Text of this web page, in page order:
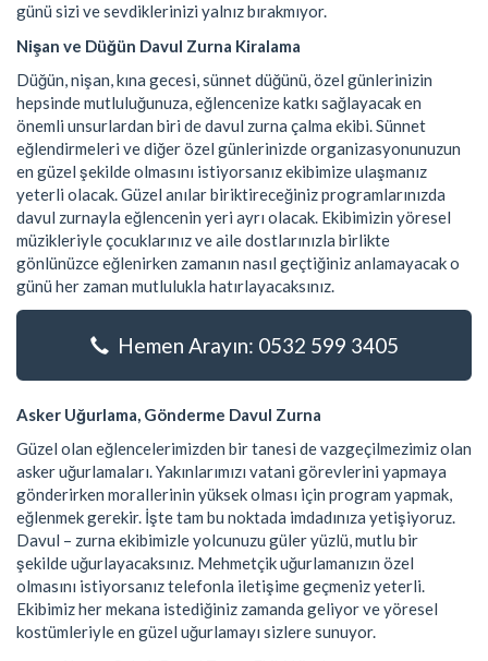
günü sizi ve sevdiklerinizi yalnız bırakmıyor.
Nişan ve Düğün Davul Zurna Kiralama
Düğün, nişan, kına gecesi, sünnet düğünü, özel günlerinizin
hepsinde mutluluğunuza, eğlencenize katkı sağlayacak en
önemli unsurlardan biri de davul zurna çalma ekibi. Sünnet
eğlendirmeleri ve diğer özel günlerinizde organizasyonunuzun
en güzel şekilde olmasını istiyorsanız ekibimize ulaşmanız
yeterli olacak. Güzel anılar biriktireceğiniz programlarınızda
davul zurnayla eğlencenin yeri ayrı olacak. Ekibimizin yöresel
müzikleriyle çocuklarınız ve aile dostlarınızla birlikte
gönlünüzce eğlenirken zamanın nasıl geçtiğiniz anlamayacak o
günü her zaman mutlulukla hatırlayacaksınız.
Hemen Arayın: 0532 599 3405
Asker Uğurlama, Gönderme Davul Zurna
Güzel olan eğlencelerimizden bir tanesi de vazgeçilmezimiz olan
asker uğurlamaları. Yakınlarımızı vatani görevlerini yapmaya
gönderirken morallerinin yüksek olması için program yapmak,
eğlenmek gerekir. İşte tam bu noktada imdadınıza yetişiyoruz.
Davul – zurna ekibimizle yolcunuzu güler yüzlü, mutlu bir
şekilde uğurlayacaksınız. Mehmetçik uğurlamanızın özel
olmasını istiyorsanız telefonla iletişime geçmeniz yeterli.
Ekibimiz her mekana istediğiniz zamanda geliyor ve yöresel
kostümleriyle en güzel uğurlamayı sizlere sunuyor.